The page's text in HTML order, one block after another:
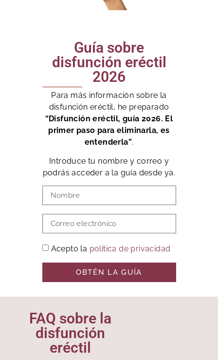
Guía sobre
disfunción eréctil
2026
Para más información sobre la
disfunción eréctil, he preparado
“Disfunción eréctil, guía 2026. El
primer paso para eliminarla, es
entenderla”.
Introduce tu nombre y correo y
podrás acceder a la guía desde ya.
Acepto la política de privacidad
OBTÉN LA GUÍA
FAQ sobre la
disfunción
eréctil